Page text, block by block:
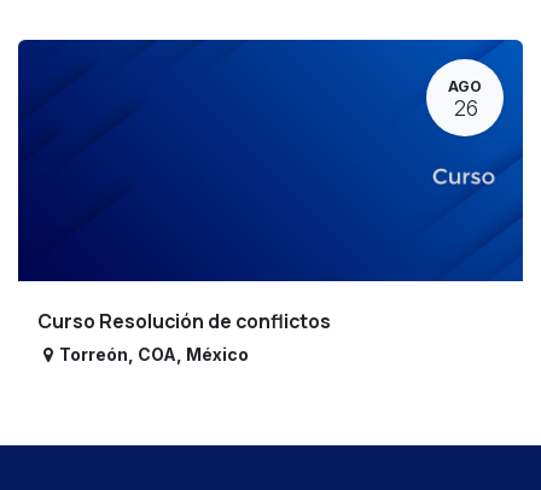
AGO
26
Curso Resolución de conflictos
Torreón COA México